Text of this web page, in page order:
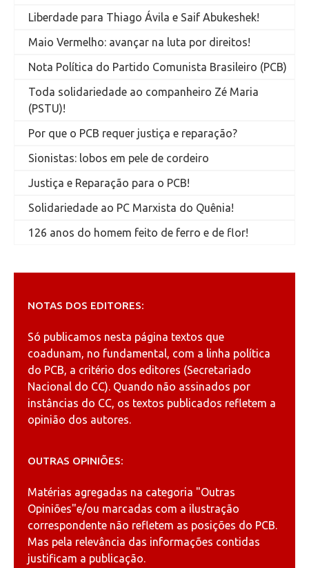
Liberdade para Thiago Ávila e Saif Abukeshek!
Maio Vermelho: avançar na luta por direitos!
Nota Política do Partido Comunista Brasileiro (PCB)
Toda solidariedade ao companheiro Zé Maria
(PSTU)!
Por que o PCB requer justiça e reparação?
Sionistas: lobos em pele de cordeiro
Justiça e Reparação para o PCB!
Solidariedade ao PC Marxista do Quênia!
126 anos do homem feito de ferro e de flor!
NOTAS DOS EDITORES:
Só publicamos nesta página textos que
coadunam, no fundamental, com a linha política
do PCB, a critério dos editores (Secretariado
Nacional do CC). Quando não assinados por
instâncias do CC, os textos publicados refletem a
opinião dos autores.
OUTRAS OPINIÕES:
Matérias agregadas na categoria "Outras
Opiniões"e/ou marcadas com a ilustração
correspondente não refletem as posições do PCB.
Mas pela relevância das informações contidas
justificam a publicação.